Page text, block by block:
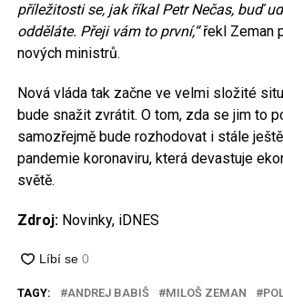
příležitosti se, jak říkal Petr Nečas, buď
odděláte. Přeji vám to první,“řekl Zeman
nových ministrů.
Nová vláda tak začne ve velmi složité
bude snažit zvrátit. O tom, zda se jim to
samozřejmě bude rozhodovat i stále
pandemie koronaviru, která devastuje
světě.
Zdroj:Novinky, iDNES
TAGY: ANDREJ BABIŠ MILOŠ ZEMAN